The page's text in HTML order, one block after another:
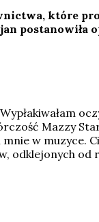
które
postanowiła
Mazzy
w muzyce.
odklejonych od